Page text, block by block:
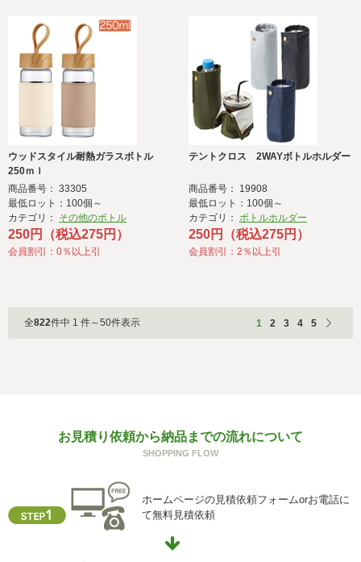
ウッドスタイル耐熱ガラスボトル
250ｍｌ
商品番号： 33305
最低ロット：100個～
カテゴリ： その他のボトル
250円（税込275円）
会員割引：0％以上引
テントクロス 2WAYボトルホルダー
商品番号： 19908
最低ロット：100個～
カテゴリ： ボトルホルダー
250円（税込275円）
会員割引：2％以上引
全822件中 1 件～50件表示 1 2 3 4 5
お見積り依頼から納品までの流れについて
SHOPPING FLOW
ホームページの見積依頼フォームorお電話に
て無料見積依頼